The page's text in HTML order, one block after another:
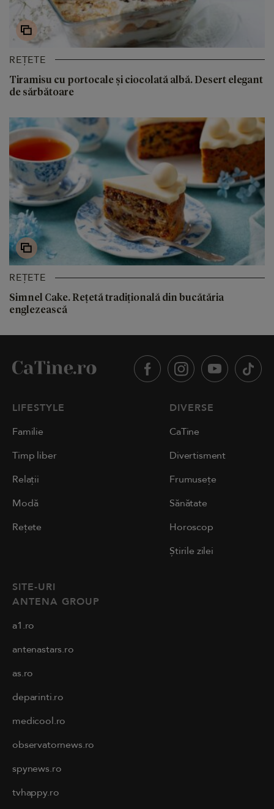
REȚETE
Tiramisu cu portocale și ciocolată albă. Desert elegant
de sărbătoare
REȚETE
Simnel Cake. Rețetă tradițională din bucătăria
englezească
LIFESTYLE
Familie
Timp liber
Relații
Modă
Rețete
DIVERSE
CaTine
Divertisment
Frumusețe
Sănătate
Horoscop
Știrile zilei
SITE-URI
ANTENA GROUP
a1.ro
antenastars.ro
as.ro
deparinti.ro
medicool.ro
observatornews.ro
spynews.ro
tvhappy.ro